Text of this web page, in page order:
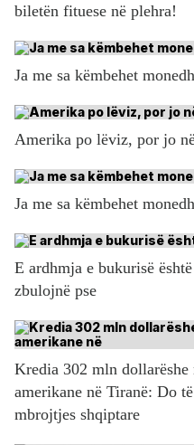
biletën fituese në plehra!
Ja me sa këmbehet
Amerika po lëviz, por jo
Ja me sa këmbehet
E ardhmja e bukurisë
zbulojnë pse
Kredia 302 mln
amerikane në Tiranë: Do
mbrojtjes shqiptare